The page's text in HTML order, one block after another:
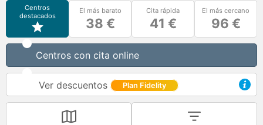
Centros
destacados
El más barato
38 €
Cita rápida
41 €
El más cercano
96 €
Centros con cita online
Ver descuentos Plan Fidelity